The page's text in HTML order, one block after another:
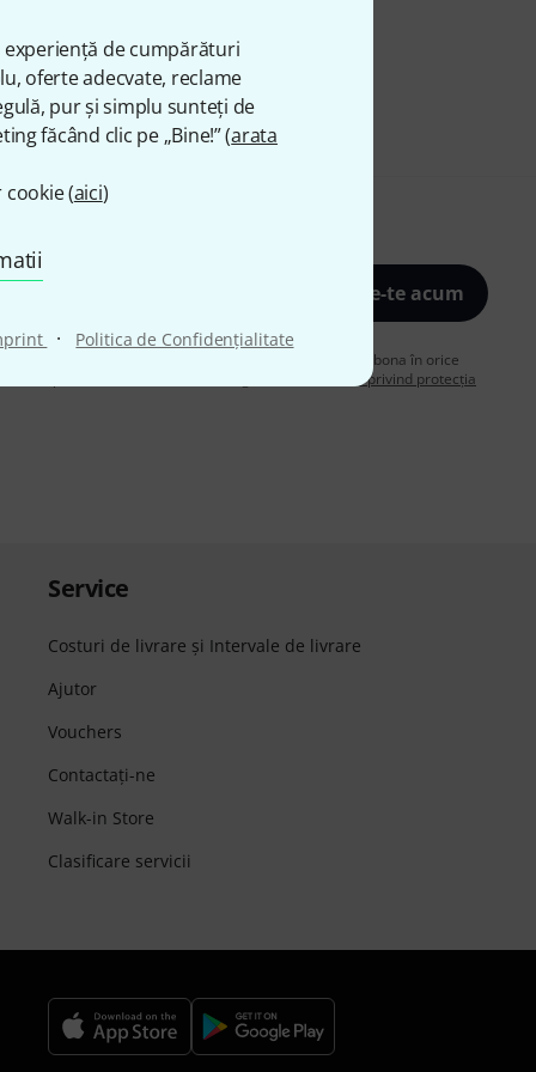
de cumpărături
oferte adecvate, reclame
pur și simplu sunteți de
făcând clic pe „Bine!” (arata
(aici)
· Politica de Confidenţialitate
Înscrie-te acum
de acord să primiți publicitate prin e-mail. Vă puteți dezabona în orice
regulamentul nostru privind protecția
Service
Costuri de livrare şi Intervale de livrare
Ajutor
Vouchers
Contactaţi-ne
Walk-in Store
Clasificare servicii